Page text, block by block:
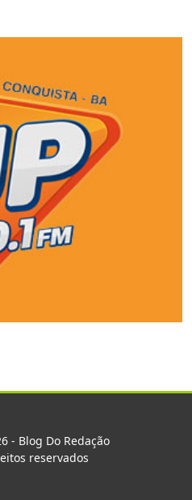
- Blog Do Redação
reservados